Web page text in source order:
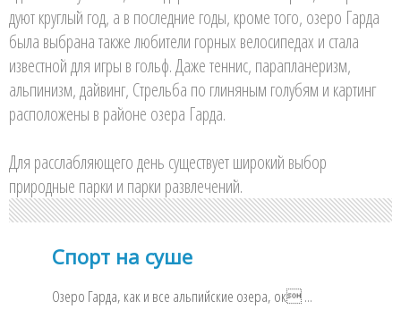
дуют круглый год, а в последние годы, кроме того, озеро Гарда
была выбрана также любители горных велосипедах и стала
известной для игры в гольф. Даже теннис, парапланеризм,
альпинизм, дайвинг, Стрельба по глиняным голубям и картинг
расположены в районе озера Гарда.
Для расслабляющего день существует широкий выбор
природные парки и парки развлечений.
Спорт на суше
Озеро Гарда, как и все альпийские озера, ок ...